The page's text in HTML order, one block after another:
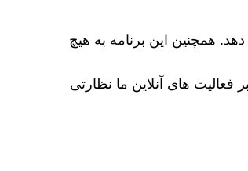
همچنین این برنامه به هیچ
فعالیت‌ های آنلاین ما نظارتی